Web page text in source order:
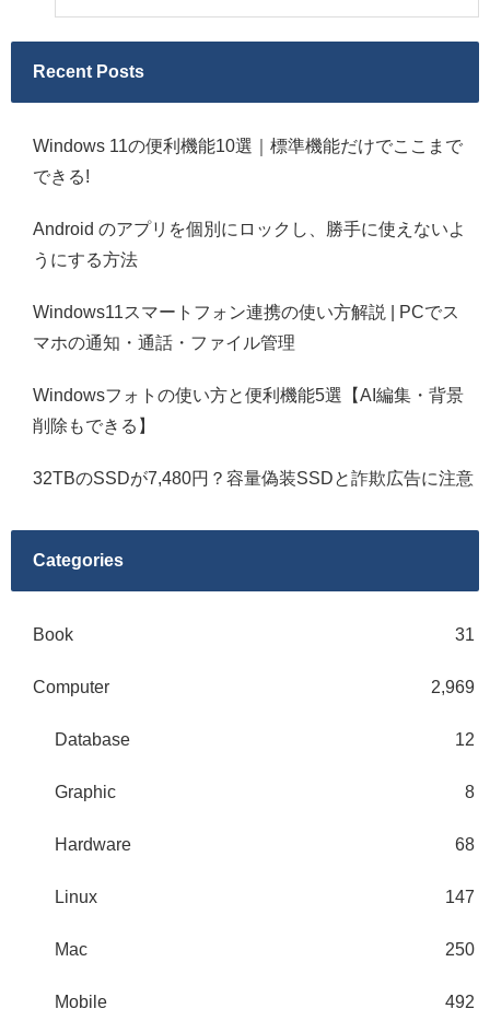
Recent Posts
Windows 11の便利機能10選｜標準機能だけでここまで
できる!
Android のアプリを個別にロックし、勝手に使えないよ
うにする方法
Windows11スマートフォン連携の使い方解説 | PCでス
マホの通知・通話・ファイル管理
Windowsフォトの使い方と便利機能5選【AI編集・背景
削除もできる】
32TBのSSDが7,480円？容量偽装SSDと詐欺広告に注意
Categories
Book 31
Computer 2,969
Database 12
Graphic 8
Hardware 68
Linux 147
Mac 250
Mobile 492